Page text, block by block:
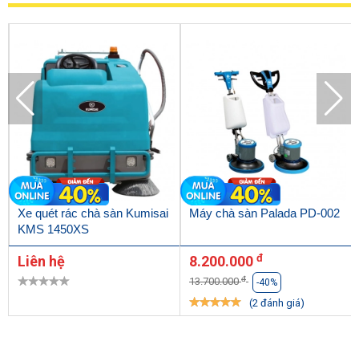
Xe quét rác chà sàn Kumisai
KMS 1450XS
Liên hệ
Máy chà sàn Palada PD-002
8.200.000 đ
13.700.000đ -40%
(2 đánh giá)